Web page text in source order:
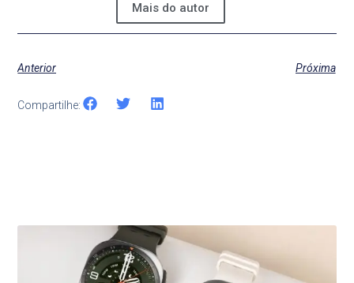
Mais do autor
Anterior Próxima
Compartilhe:
Últimas Notícias